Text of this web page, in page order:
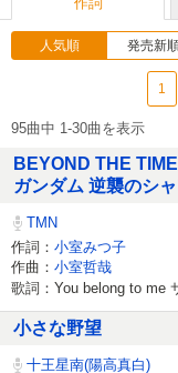
人気順 発売新
1
95曲中 1-30曲を表示
BEYOND THE
ガンダム 逆襲のシ
TMN
作詞： 小室みつ子
作曲： 小室哲哉
歌詞：You belong to me
小さな野望
十王星南(陽高真白)